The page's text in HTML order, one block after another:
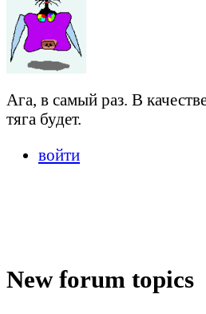
Ага, в самый раз. В
тяга будет.
войти
New forum topics